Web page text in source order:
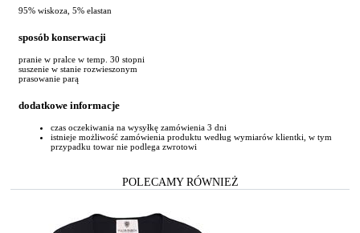
95% wiskoza, 5% elastan
sposób konserwacji
pranie w pralce w temp. 30 stopni
suszenie w stanie rozwieszonym
prasowanie parą
dodatkowe informacje
czas oczekiwania na wysyłkę zamówienia 3 dni
istnieje możliwość zamówienia produktu według wymiarów klientki, w tym
przypadku towar nie podlega zwrotowi
POLECAMY RÓWNIEŻ